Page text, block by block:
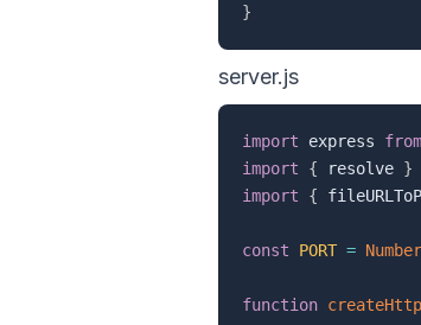
}
server.js
import express from
import
{ resolve }
import
{
const PORT = Number
function